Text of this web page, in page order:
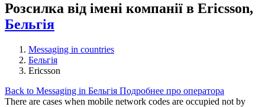
Розсилка від імені компанії в Ericsson,
Бельгія
Messaging in countries
Бельгія
Ericsson
Back to Messaging in Бельгія Подробнее про оператора
There are cases when mobile network codes are occupied not by